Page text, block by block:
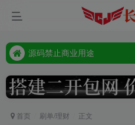
源码禁止商业用途
源码禁止商业用途
本站客服唯一tg:@vip668188
首页 刷单/理财 正文